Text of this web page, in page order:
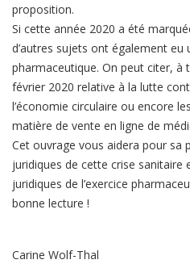
proposition.
Si cette année 2020 a été
d’autres sujets ont également eu
pharmaceutique. On peut citer, à
février 2020 relative à la lutte
l’économie circulaire ou encore
matière de vente en ligne de
Cet ouvrage vous aidera pour sa
juridiques de cette crise sanitaire
juridiques de l’exercice
bonne lecture !
Carine Wolf-Thal